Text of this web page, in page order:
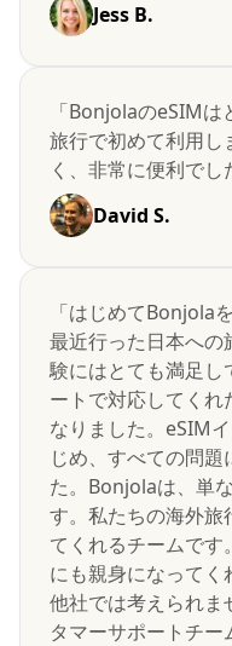
Jess B.
「BonjolaのeSIM
旅行で初めて利用し
く、非常に便利でし
David S.
「はじめてBonjola
最近行った日本へ
験にはとても満足し
ートで対応してく
なりました。eSIM
じめ、すべての問
た。Bonjolaは、単
す。私たちの海外旅
てくれるチームで
にも親身になってく
他社では考えられま
タマーサポートチー